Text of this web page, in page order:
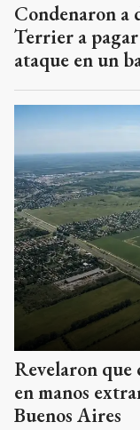
Condenaron a
Terrier a
ataque en un
Revelaron que
en manos
Buenos Aires